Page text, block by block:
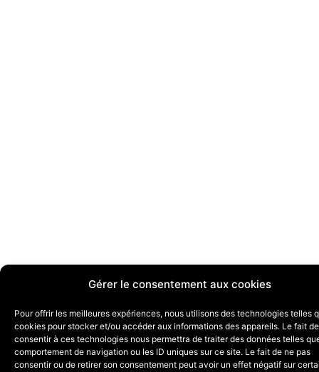
Gérer le consentement aux cookies
Pour offrir les meilleures expériences, nous utilisons des technologies telles
cookies pour stocker et/ou accéder aux informations des appareils. Le fait de
consentir à ces technologies nous permettra de traiter des données telles
comportement de navigation ou les ID uniques sur ce site. Le fait de ne pas
consentir ou de retirer son consentement peut avoir un effet négatif sur